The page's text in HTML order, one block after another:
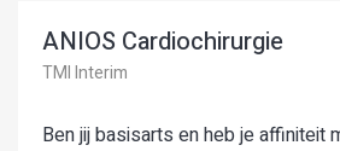
ANIOS Cardiochirurgie
TMI Interim
Ben jij basisarts en heb je affiniteit